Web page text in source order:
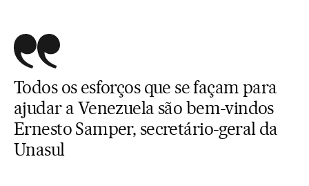
Todos os esforços que se façam para
ajudar a Venezuela são bem-vindos
Ernesto Samper, secretário-geral da
Unasul